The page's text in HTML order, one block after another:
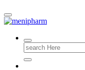
shop 2 easily
Search
for: